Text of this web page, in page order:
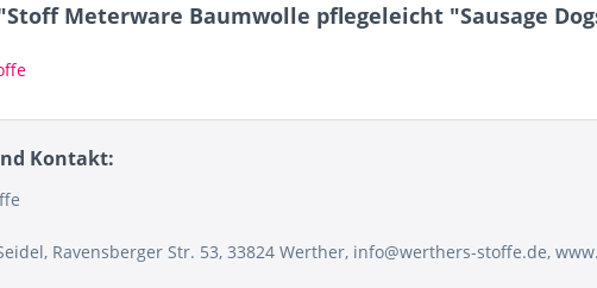
Meterware Baumwolle pflegeleicht "Sausage
Kontakt:
Ravensberger Str. 53, 33824 Werther, info@werthers-stoffe.de,